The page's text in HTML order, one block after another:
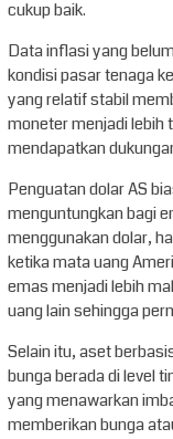
cukup baik.
Data inflasi yang
kondisi pasar tenaga
yang relatif stabil
moneter menjadi lebih
mendapatkan
Penguatan dolar AS
menguntungkan bagi
menggunakan dolar,
ketika mata uang
emas menjadi lebih
uang lain sehingga
Selain itu, aset
bunga berada di level
yang menawarkan
memberikan bunga